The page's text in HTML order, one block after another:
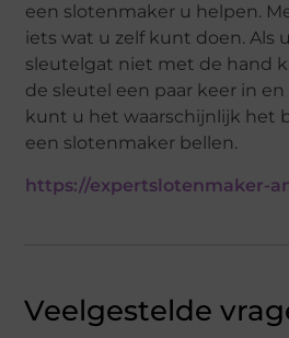
een slotenmaker u helpen.
iets wat u zelf kunt doen. Als
sleutelgat niet met de hand
de sleutel een paar keer in
kunt u het waarschijnlijk het
een slotenmaker bellen.
https://expertslotenmaker-
Veelgestelde